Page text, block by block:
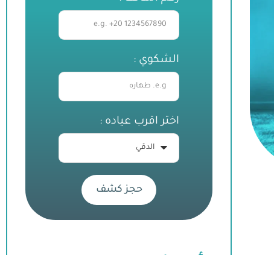
الشكوي :
اختر اقرب عياده :
حجز كشف